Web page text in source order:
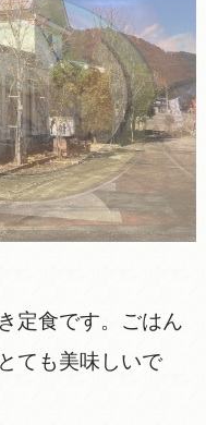
定食です。ごはん
ても美味しいで